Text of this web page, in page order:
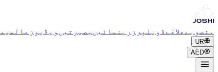
علاقے ڈویلپرز رہنمائیں بصیرتیں ویڈیوز عالمی مشورہ